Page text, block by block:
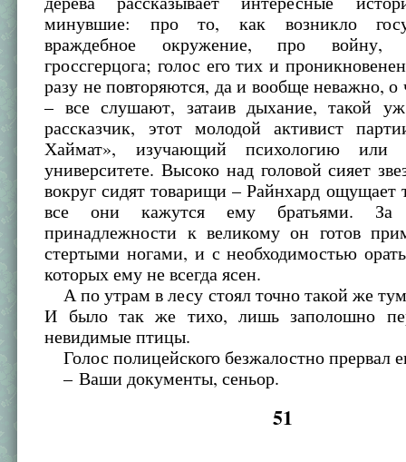
минувшие: про то, как возникло
враждебное окружение, про войну,
гроссгерцога; голос его тих и
разу не повторяются, да и вообще неважно, о
– все слушают, затаив дыхание, такой
рассказчик, этот молодой активист
Хаймат», изучающий психологию или
университете. Высоко над головой сияет
вокруг сидят товарищи – Райнхард ощущает
все они кажутся ему братьями. За
принадлежности к великому он готов
стертыми ногами, и с необходимостью
которых ему не всегда ясен.
А по утрам в лесу стоял точно такой же
И было так же тихо, лишь заполошно
невидимые птицы.
Голос полицейского безжалостно прервал
– Ваши документы, сеньор.
51